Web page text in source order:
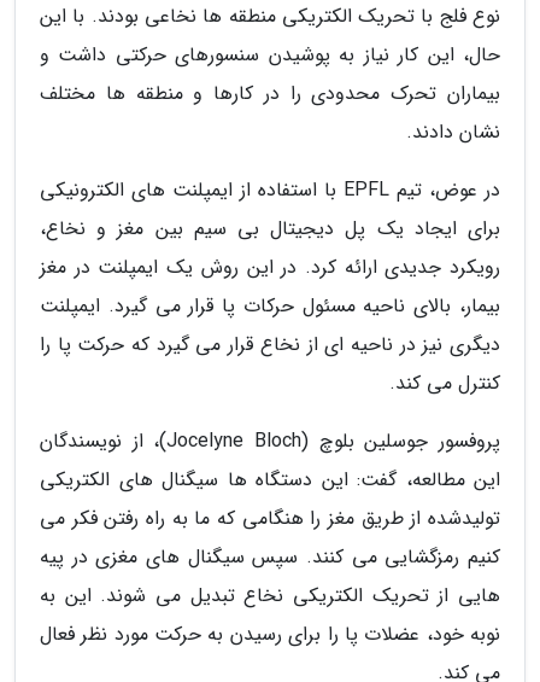
نوع فلج با تحریک الکتریکی منطقه ها نخاعی بودند. با این
حال، این کار نیاز به پوشیدن سنسورهای حرکتی داشت و
بیماران تحرک محدودی را در کارها و منطقه ها مختلف
نشان دادند.
در عوض، تیم EPFL با استفاده از ایمپلنت های الکترونیکی
برای ایجاد یک پل دیجیتال بی سیم بین مغز و نخاع،
رویکرد جدیدی ارائه کرد. در این روش یک ایمپلنت در مغز
بیمار، بالای ناحیه مسئول حرکات پا قرار می گیرد. ایمپلنت
دیگری نیز در ناحیه ای از نخاع قرار می گیرد که حرکت پا را
کنترل می کند.
پروفسور جوسلین بلوچ (Jocelyne Bloch)، از نویسندگان
این مطالعه، گفت: این دستگاه ها سیگنال های الکتریکی
تولیدشده از طریق مغز را هنگامی که ما به راه رفتن فکر می
کنیم رمزگشایی می کنند. سپس سیگنال های مغزی در پیه
هایی از تحریک الکتریکی نخاع تبدیل می شوند. این به
نوبه خود، عضلات پا را برای رسیدن به حرکت مورد نظر فعال
می کند.